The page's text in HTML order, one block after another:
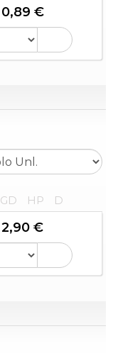
0,89 €
GD HP D
2,90 €